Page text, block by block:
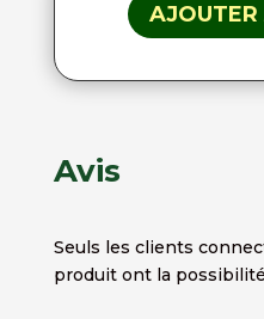
AJOUTER
Avis
Seuls les clients
produit ont la